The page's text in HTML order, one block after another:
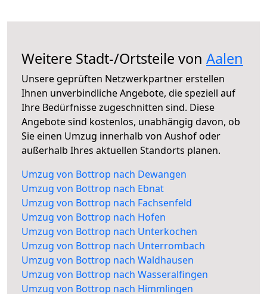
Weitere Stadt-/Ortsteile von Aalen
Unsere geprüften Netzwerkpartner erstellen
Ihnen unverbindliche Angebote, die speziell auf
Ihre Bedürfnisse zugeschnitten sind. Diese
Angebote sind kostenlos, unabhängig davon, ob
Sie einen Umzug innerhalb von Aushof oder
außerhalb Ihres aktuellen Standorts planen.
Umzug von Bottrop nach Dewangen
Umzug von Bottrop nach Ebnat
Umzug von Bottrop nach Fachsenfeld
Umzug von Bottrop nach Hofen
Umzug von Bottrop nach Unterkochen
Umzug von Bottrop nach Unterrombach
Umzug von Bottrop nach Waldhausen
Umzug von Bottrop nach Wasseralfingen
Umzug von Bottrop nach Himmlingen